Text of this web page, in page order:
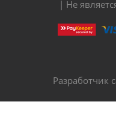
| Не
Разработчик